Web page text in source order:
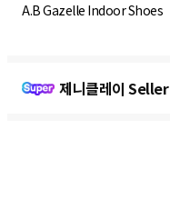
A.B Gazelle Indoor Shoes
제니클레이 Seller